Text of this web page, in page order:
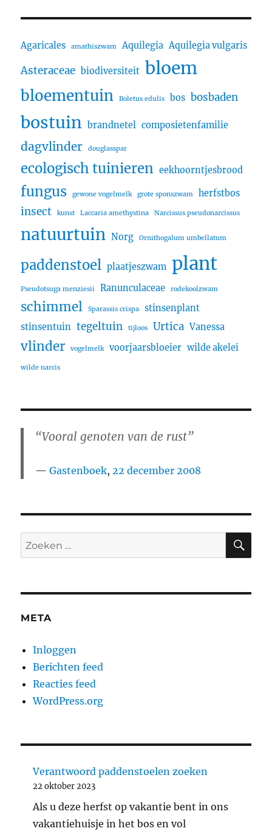
Agaricales amathiszwam Aquilegia Aquilegia vulgaris
Asteraceae biodiversiteit bloem
bloementuin Boletus edulis bos bosbaden
bostuin brandnetel composietenfamilie
dagvlinder douglasspar
ecologisch tuinieren eekhoorntjesbrood
fungus gewone vogelmelk grote sponszwam herfstbos
insect kunst Laccaria amethystina Narcissus pseudonarcissus
natuurtuin Norg Ornithogalum umbellatum
paddenstoel plaatjeszwam plant
Pseudotsuga menziesii Ranunculaceae rodekoolzwam
schimmel Sparassis crispa
stinsenplant
stinsentuin tegeltuin tijloos Urtica Vanessa
vlinder vogelmelk voorjaarsbloeier wilde akelei
wilde narcis
“Vooral genoten van de rust”
Gastenboek,22 december 2008
Zoeken
naar:
META
Inloggen
Berichten feed
Reacties feed
WordPress.org
Verantwoord paddenstoelen zoeken
22 oktober 2023
Als u deze herfst op vakantie bent in ons
vakantiehuisje in het bos en vol